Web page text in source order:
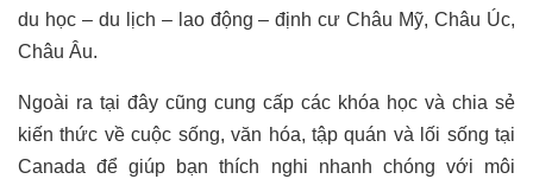
du học – du lịch – lao động – định cư Châu Mỹ, Châu Úc,
Châu Âu.
Ngoài ra tại đây cũng cung cấp các khóa học và chia sẻ
kiến thức về cuộc sống, văn hóa, tập quán và lối sống tại
Canada để giúp bạn thích nghi nhanh chóng với môi